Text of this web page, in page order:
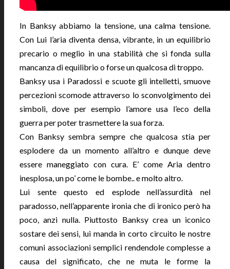
In Banksy abbiamo la tensione, una calma tensione.
Con Lui l’aria diventa densa, vibrante, in un equilibrio
precario o meglio in una stabilità che si fonda sulla
mancanza di equilibrio o forse un qualcosa di troppo.
Banksy usa i Paradossi e scuote gli intelletti, smuove
percezioni scomode attraverso lo sconvolgimento dei
simboli, dove per esempio l’amore usa l’eco della
guerra per poter trasmettere la sua forza.
Con Banksy sembra sempre che qualcosa stia per
esplodere da un momento all’altro e dunque deve
essere maneggiato con cura. E’ come Aria dentro
inesplosa, un po’ come le bombe.. e molto altro.
Lui sente questo ed esplode nell’assurdità nel
paradosso, nell’apparente ironia che di ironico però ha
poco, anzi nulla. Piuttosto Banksy crea un iconico
sostare dei sensi, lui manda in corto circuito le nostre
comuni associazioni semplici rendendole complesse a
causa del significato, che ne muta le forme la